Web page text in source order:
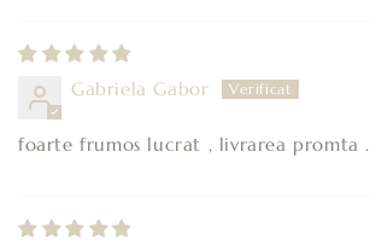
Gabriela Gabor
foarte frumos lucrat , livrarea promta .